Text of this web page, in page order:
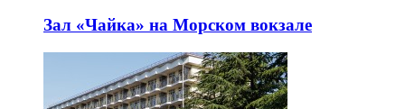
Зал «Чайка» на Морском вокзале